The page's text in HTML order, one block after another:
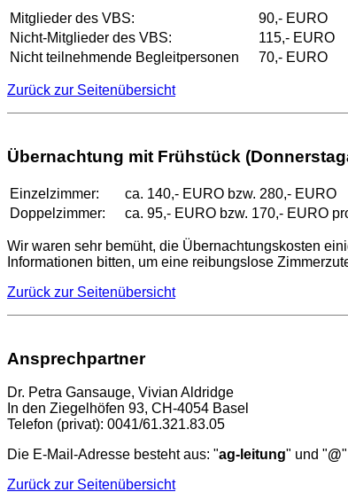
Mitglieder des VBS:
90,- EURO
Nicht-Mitglieder des VBS:
115,- EURO
Nicht teilnehmende Begleitpersonen
70,- EURO
Zurück zur Seitenübersicht
Übernachtung mit Frühstück
Einzelzimmer:
ca. 140,- EURO bzw. 280,- EURO
Doppelzimmer:
ca. 95,- EURO bzw. 170,- EURO
Wir waren sehr bemüht, die Übernachtungskosten
Informationen bitten, um eine reibungslose
Zurück zur Seitenübersicht
Ansprechpartner
Dr. Petra Gansauge, Vivian Aldridge
In den Ziegelhöfen 93, CH-4054 Basel
Telefon (privat): 0041/61.321.83.05
Die E-Mail-Adresse besteht aus: "ag-leitung" und "@
Zurück zur Seitenübersicht